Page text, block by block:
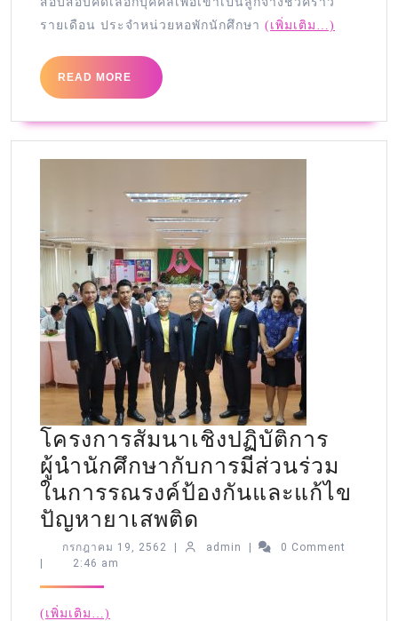
รายเดือน ประจำหน่วยหอพักนักศึกษา (เพิ่มเติม…)
READ MORE
โครงการสัมนาเชิงปฏิบัติการ
ผู้นำนักศึกษากับการมีส่วนร่วม
ในการรณรงค์ป้องกันและแก้ไข
ปัญหายาเสพติด
กรกฎาคม 19, 2562 | admin |
0 Comment
|
2:46 am
(เพิ่มเติม…)